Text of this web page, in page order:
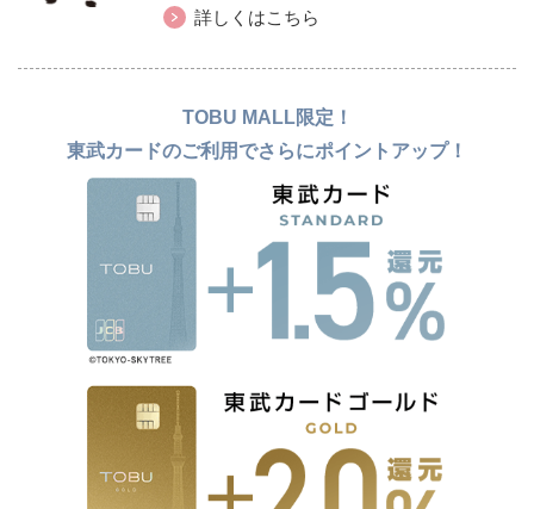
詳しくはこちら
TOBU MALL限定！
東武カードのご利用でさらにポイントアップ！